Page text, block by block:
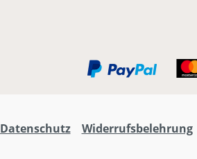
Datenschutz Widerrufsbelehrung